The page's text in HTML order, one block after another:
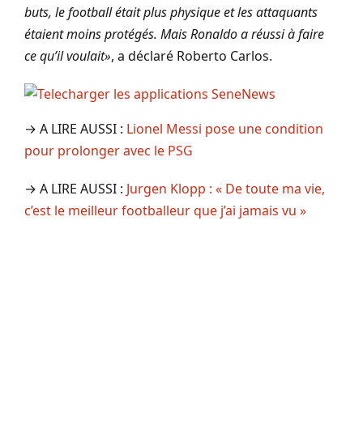
buts, le football était plus physique et les attaquants
étaient moins protégés. Mais Ronaldo a réussi à faire
ce qu’il voulait», a déclaré Roberto Carlos.
→ A LIRE AUSSI : Lionel Messi pose une condition
pour prolonger avec le PSG
→ A LIRE AUSSI : Jurgen Klopp : « De toute ma vie,
c’est le meilleur footballeur que j’ai jamais vu »